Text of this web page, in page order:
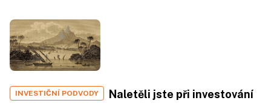
INVESTIČNÍ PODVODY
Naletěli jste při investování